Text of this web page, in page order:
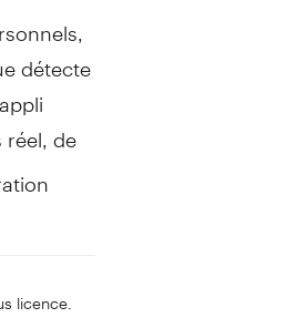
détecte
de
licence.